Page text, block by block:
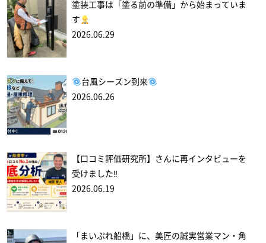
塗装工事は「塗る前の準備」から始まっていま
す
2026.06.29
台風シーズン到来
2026.06.26
【口コミ評価研究所】さんに再インタビューを
受けました‼
2026.06.19
「まいぷれ船橋」に、美匠の誠実営業マン・角